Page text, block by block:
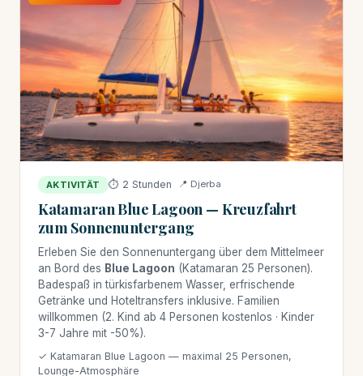
AKTIVITÄT ⏱ 2 Stunden 📍 Djerba
Katamaran Blue Lagoon — Kreuzfahrt
zum Sonnenuntergang
Erleben Sie den Sonnenuntergang über dem Mittelmeer
an Bord des Blue Lagoon (Katamaran 25 Personen).
Badespaß in türkisfarbenem Wasser, erfrischende
Getränke und Hoteltransfers inklusive. Familien
willkommen (2. Kind ab 4 Personen kostenlos · Kinder
3-7 Jahre mit -50%).
✓ Katamaran Blue Lagoon — maximal 25 Personen,
Lounge-Atmosphäre